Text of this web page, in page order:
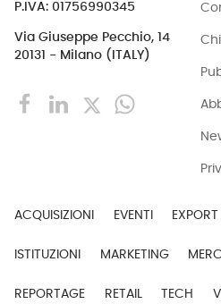
P.IVA: 01756990345
Via Giuseppe Pecchio, 14
20131 - Milano (ITALY)
ACQUISIZIONI EVENTI EXPORT
ISTITUZIONI MARKETING
REPORTAGE RETAIL TECH